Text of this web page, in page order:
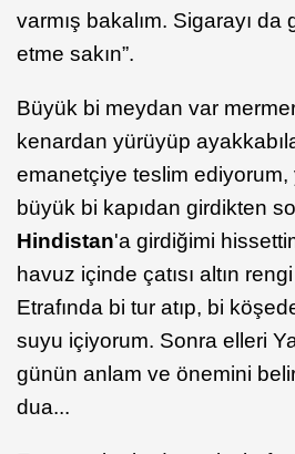
varmış bakalım. Sigarayı
etme sakın”.
Büyük bi meydan var
kenardan yürüyüp
emanetçiye teslim ediyorum,
büyük bi kapıdan girdikten
Hindistan'a girdiğimi
havuz içinde çatısı altın
Etrafında bi tur atıp, bi
suyu içiyorum. Sonra elleri
günün anlam ve önemini
dua...